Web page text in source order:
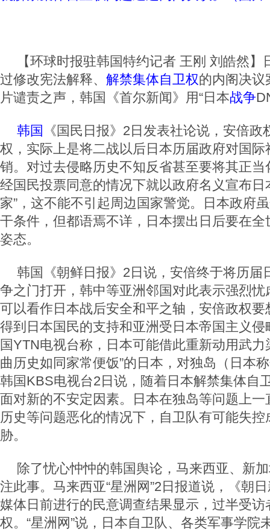
【环球时报驻韩国特约记者 王刚 刘皓然
过修改宪法解释、 解禁集体自卫权的内阁决议
片谴责之声，韩国《首尔新闻》用“日本战争
韩国 《国民日报》2日发表社论说，安倍
权，实际上是将二战以后日本历届政府对国
销。对过去侵略历史不知反省甚至要将其正
经国民投票同意的情况下就以政府名义宣布日
家”，这不能不引起周边国家警觉。日本政府
干条件，但都语焉不详，日本摆出日后要在
姿态。
韩国《朝鲜日报》2日说，安倍终于将历届
争之门打开，韩中等亚洲邻国对此表示强烈
可以看作日本战后安全和平之轴，安倍政权
得到日本国民的支持和亚洲受日本帝国主义
国YTN电视台称，日本可能借此重新动用武力
曲历史如同家常便饭”的日本，对独岛（日本
韩国KBS电视台2日说，随着日本解禁集体自
面对新的不安定因素。日本在独岛等问题上
历史等问题恶化的情况下，自卫队有可能失
胁。
除了忧心忡忡的韩国舆论，马来西亚、新
注此事。马来西亚“星洲网”2日报道说，《朝
媒体日前进行的民意调查结果显示，过半受
权。“星洲网”说，日本自卫队、各类军事学院